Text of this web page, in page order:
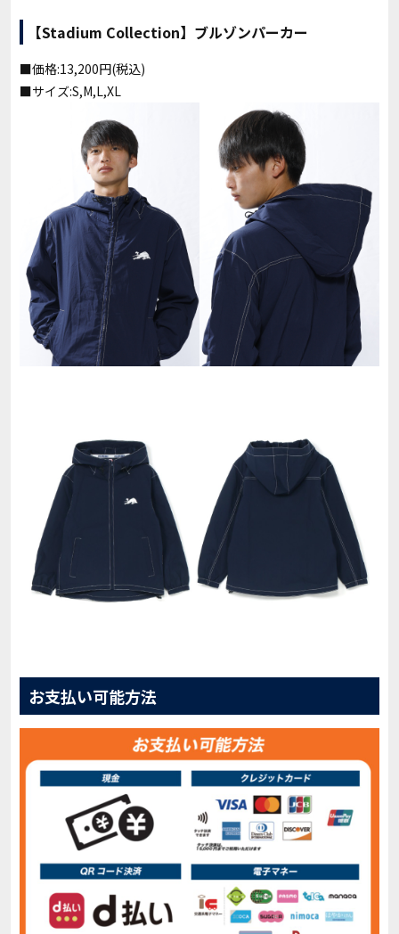
【Stadium Collection】ブルゾンパーカー
■価格:13,200円(税込)
■サイズ:S,M,L,XL
お支払い可能方法